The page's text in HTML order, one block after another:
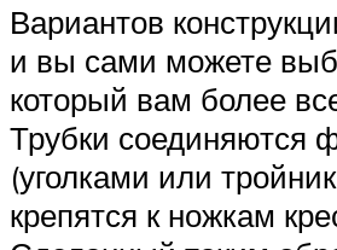
Вариантов
и вы сами можете
который вам более
Трубки соединяются
(уголками или
крепятся к ножкам